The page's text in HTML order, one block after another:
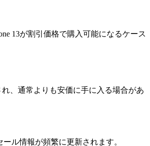
13が割引価格で購入可能になるケース
、通常よりも安価に手に入る場合があ
ル情報が頻繁に更新されます。